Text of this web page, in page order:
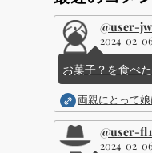
@user-
2024-02-
お菓子？を食べ
両親にとって
@user-
2024-02-